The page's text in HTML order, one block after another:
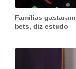
Famílias
bets, diz estudo